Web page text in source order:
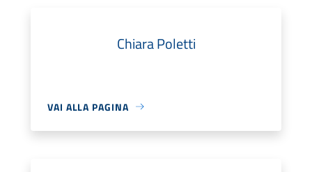
Chiara Poletti
VAI ALLA PAGINA